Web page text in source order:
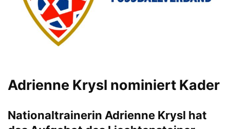
Adrienne Krysl nominiert Kader
Nationaltrainerin Adrienne Krysl hat